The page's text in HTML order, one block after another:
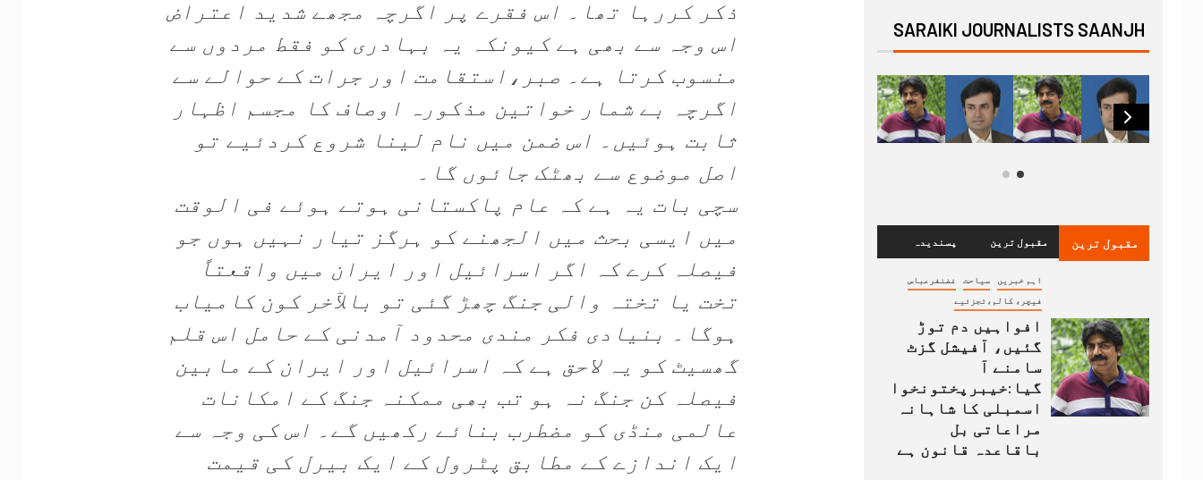
ذکر کررہا تھا۔ اس فقرے پر اگرچہ مجھے شدید اعتراض
اس وجہ سے بھی ہے کیونکہ یہ بہادری کو فقط مردوں سے
منسوب کرتا ہے۔ صبر،استقامت اور جرات کے حوالے سے
اگرچہ بے شمار خواتین مذکورہ اوصاف کا مجسم اظہار
ثابت ہوئیں۔ اس ضمن میں نام لینا شروع کردئیے تو
اصل موضوع سے بھٹک جائوں گا۔
سچی بات یہ ہے کہ عام پاکستانی ہوتے ہوئے فی الوقت
میں ایسی بحث میں الجھنے کو ہرگز تیار نہیں ہوں جو
فیصلہ کرے کہ اگر اسرائیل اور ایران میں واقعتاً
تخت یا تختہ والی جنگ چھڑ گئی تو بالآخر کون کامیاب
ہوگا۔ بنیادی فکر مندی محدود آمدنی کے حامل اس قلم
گھسیٹ کو یہ لاحق ہے کہ اسرائیل اور ایران کے مابین
فیصلہ کن جنگ نہ ہو تب بھی ممکنہ جنگ کے امکانات
عالمی منڈی کو مضطرب بنائے رکھیں گے۔ اس کی وجہ سے
ایک اندازے کے مطابق پٹرول کے ایک بیرل کی قیمت
SARAIKI JOURNALISTS SAANJH
مقبول ترین مقبول ترین پسندیدہ
اہم خبریں سیاحت غضنفرعباس
فیچر، کالم،تجزئیے
افواہیں دم توڑ
گئیں، آفیشل گزٹ
سامنے آ
گیا:خیبرپختونخوا
اسمبلی کا شاہانہ
مراعاتی بل
باقاعدہ قانون ہے